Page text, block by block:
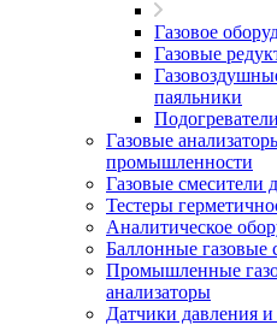
Газовое
Газовые
паяльники
Газовые
промышленности
Газовые
Тестеры
Аналитическое
Баллонные газовые
Промышленные
анализаторы
Датчики давления